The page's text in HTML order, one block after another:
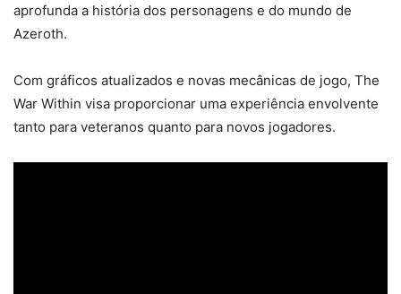
aprofunda a história dos personagens e do mundo de
Azeroth.
Com gráficos atualizados e novas mecânicas de jogo, The
War Within visa proporcionar uma experiência envolvente
tanto para veteranos quanto para novos jogadores.